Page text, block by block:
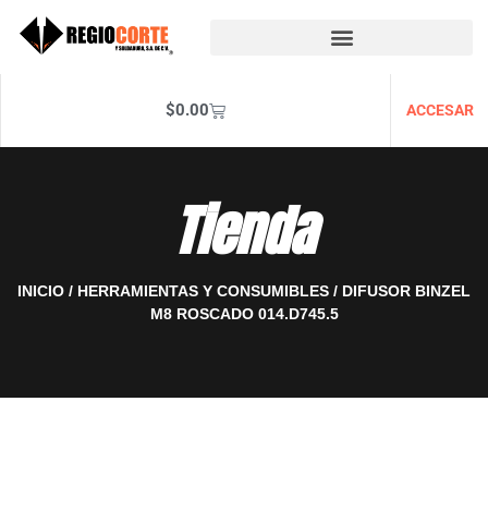
$0.00 ACCESAR
Tienda
INICIO / HERRAMIENTAS Y CONSUMIBLES / DIFUSOR BINZEL
M8 ROSCADO 014.D745.5